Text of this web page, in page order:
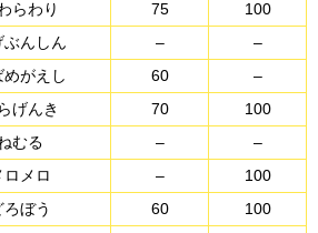
らわり 75
100
ぶんしん –
–
めがえし 60
–
げんき 70
100
むる –
–
ロメロ –
100
ろぼう 60
100